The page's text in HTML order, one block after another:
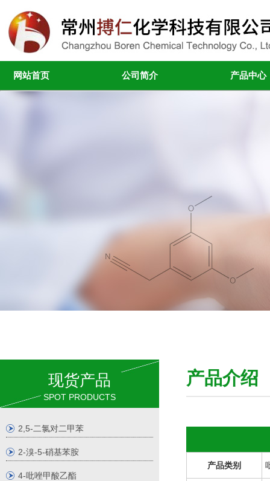
网站首页 公司简介 产品中心
现货产品
SPOT PRODUCTS
2,5-二氯对二甲苯
2-溴-5-硝基苯胺
4-吡唑甲酸乙酯
产品介
产品类别